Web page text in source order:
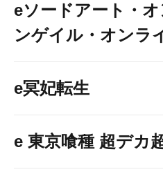
eソードアート・
ンゲイル・オンラ
e冥妃転生
e 東京喰種 超デカ